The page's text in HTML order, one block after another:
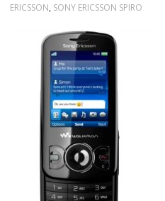
ERICSSON, SONY ERICSSON SPIRO